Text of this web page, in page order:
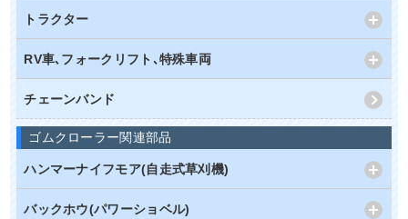
トラクター
RV車､フォークリフト､特殊車両
チェーンバンド
ゴムクローラー関連部品
ハンマーナイフモア(自走式草刈機)
バックホウ(パワーショベル)